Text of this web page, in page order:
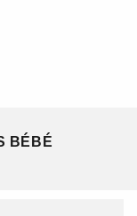
BÉBÉ